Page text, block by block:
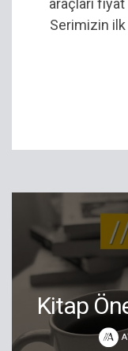
araçları fiyat
Serimizin ilk
Kitap